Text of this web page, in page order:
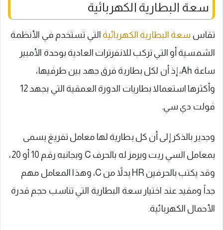
سعة البطارية الكهربائية
تقاس سعة البطارية الكهربائية التي تستخدم في الأنظمة
الشمسية أو التي تركب للانفرترات العادية بوحدة الأمبير
ساعة Ah، إذ أن لكل بطارية فرق جهد بين طرفيها،
وأكثرها استعمالا بطاريات الدورة العمقية التي بجهد 12
فولت دي سي.
وجدير بالذكر إلى أن كل بطارية لها معامل تفريغ يسمى
بمعامل السي ريت ويرمز له بالحرف C وبجانبه رقم 10 أو 20،
وقد يكتب بالحرفين HR بدلاً من C، وهذا المعامل مهم
جداً ومفيد عند اختيار سعة البطارية التي تناسب حجم قدرة
الأحمال الكهربائية.